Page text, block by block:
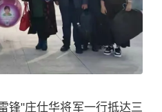
锋"庄仕华将军一行抵达三